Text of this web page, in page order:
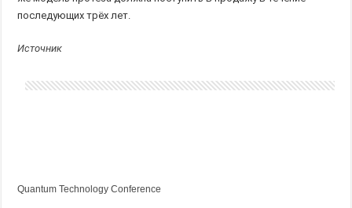
последующих трёх лет.
Источник
Quantum Technology Conference